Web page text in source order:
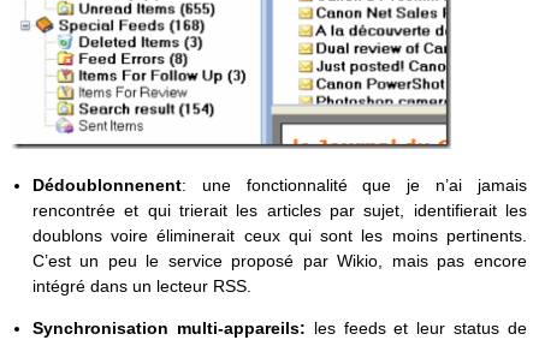
Dédoublonnenent: une fonctionnalité que je n’ai jamais
rencontrée et qui trierait les articles par sujet, identifierait les
doublons voire éliminerait ceux qui sont les moins pertinents.
C’est un peu le service proposé par Wikio, mais pas encore
intégré dans un lecteur RSS.
Synchronisation multi-appareils: les feeds et leur status de